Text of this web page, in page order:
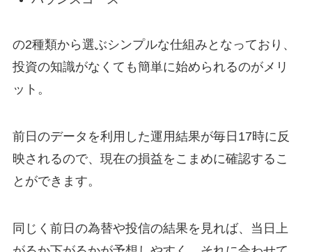
の2種類から選ぶシンプルな仕組みとなっており、
投資の知識がなくても簡単に始められるのがメリ
ット。
前日のデータを利用した運用結果が毎日17時に反
映されるので、現在の損益をこまめに確認するこ
とができます。
同じく前日の為替や投信の結果を見れば、当日上